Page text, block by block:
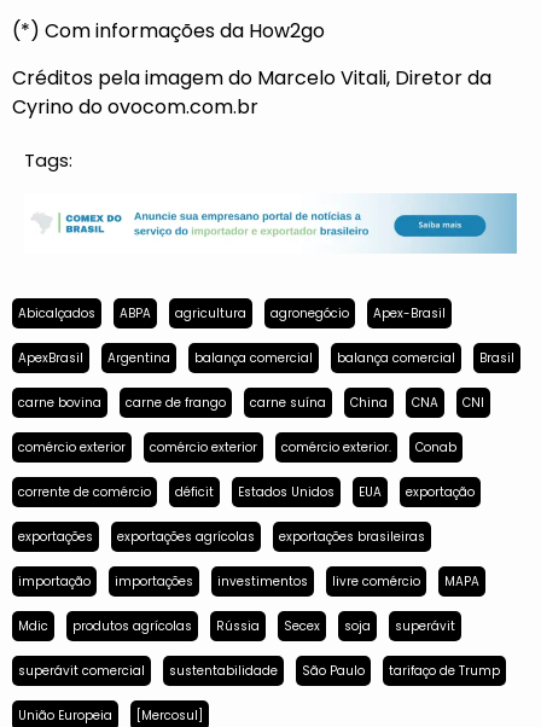
(*) Com informações da How2go
Créditos pela imagem do Marcelo Vitali, Diretor da
Cyrino do ovocom.com.br
Tags:
Abicalçados ABPA agricultura agronegócio Apex-Brasil
ApexBrasil Argentina balança comercial balança comercial Brasil
carne bovina carne de frango carne suína China CNA CNI
comércio exterior comércio exterior comércio exterior. Conab
corrente de comércio déficit Estados Unidos EUA exportação
exportações exportações agrícolas exportações brasileiras
importação importações investimentos livre comércio MAPA
Mdic produtos agrícolas Rússia Secex soja superávit
superávit comercial sustentabilidade São Paulo tarifaço de Trump
União Europeia [Mercosul]